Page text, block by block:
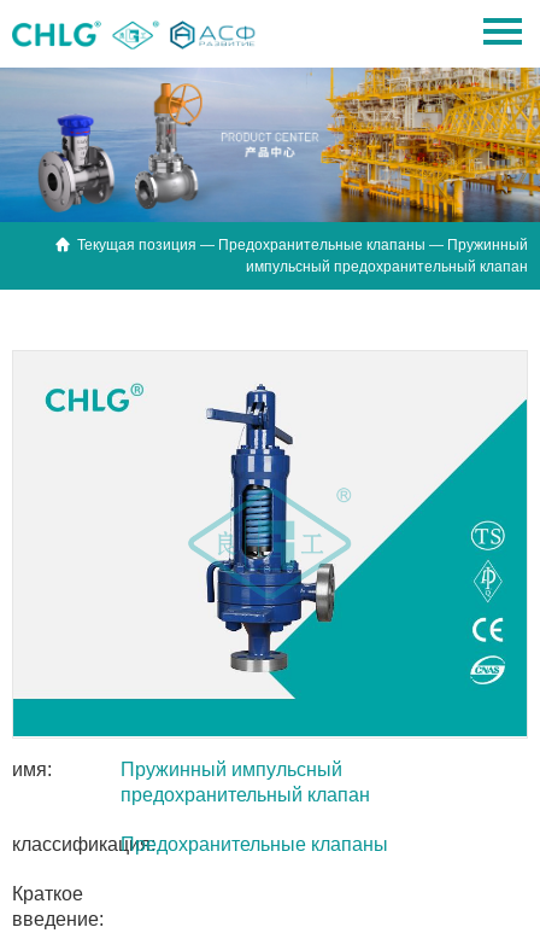
 Текущая позиция — Предохранительные клапаны — Пружинный
импульсный предохранительный клапан
имя:
Пружинный импульсный
предохранительный клапан
классификация:Предохранительные клапаны
Краткое
введение: